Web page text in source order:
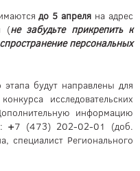
до 5 апреля на адрес
(не забудьте прикрепить к
персональных
будут направлены для
исследовательских
информацию
+7 (473) 202-02-01 (доб.
специалист Регионального